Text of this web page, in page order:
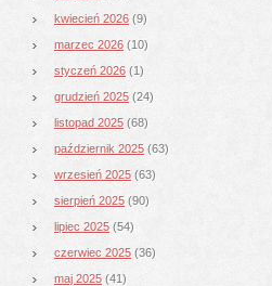
kwiecień 2026 (9)
marzec 2026 (10)
styczeń 2026 (1)
grudzień 2025 (24)
listopad 2025 (68)
październik 2025 (63)
wrzesień 2025 (63)
sierpień 2025 (90)
lipiec 2025 (54)
czerwiec 2025 (36)
maj 2025 (41)